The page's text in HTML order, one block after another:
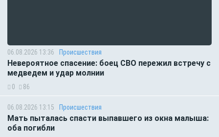
06.08.2026 13:36 Происшествия
Невероятное спасение: боец СВО пережил встречу с
медведем и удар молнии
0 86
06.08.2026 13:15 Происшествия
Мать пыталась спасти выпавшего из окна малыша:
оба погибли